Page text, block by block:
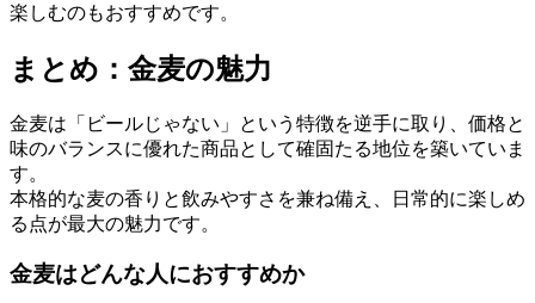
楽しむのもおすすめです。
まとめ：金麦の魅力
金麦は「ビールじゃない」という特徴を逆手に取り、価格と
味のバランスに優れた商品として確固たる地位を築いていま
す。
本格的な麦の香りと飲みやすさを兼ね備え、日常的に楽しめ
る点が最大の魅力です。
金麦はどんな人におすすめか